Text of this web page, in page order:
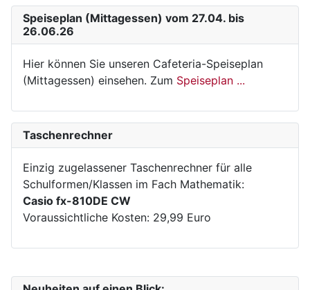
Speiseplan (Mittagessen) vom 27.04. bis
26.06.26
Hier können Sie unseren Cafeteria-Speiseplan
(Mittagessen) einsehen. Zum Speiseplan ...
Taschenrechner
Einzig zugelassener Taschenrechner für alle
Schulformen/Klassen im Fach Mathematik:
Casio fx-810DE CW
Voraussichtliche Kosten: 29,99 Euro